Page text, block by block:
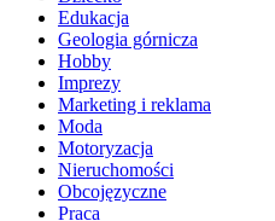
Edukacja
Geologia górnicza
Hobby
Imprezy
Marketing i reklama
Moda
Motoryzacja
Nieruchomości
Obcojęzyczne
Praca